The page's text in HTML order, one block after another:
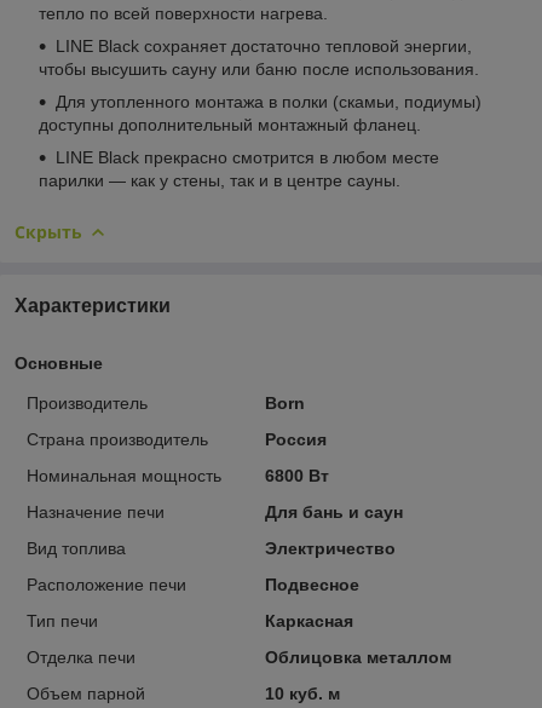
тепло по всей поверхности нагрева.
LINE Black сохраняет достаточно тепловой энергии,
чтобы высушить сауну или баню после использования.
Для утопленного монтажа в полки (скамьи, подиумы)
доступны дополнительный монтажный фланец.
LINE Black прекрасно смотрится в любом месте
парилки — как у стены, так и в центре сауны.
Скрыть
Характеристики
Основные
Производитель
Born
Страна производитель
Россия
Номинальная мощность
6800 Вт
Назначение печи
Для бань и саун
Вид топлива
Электричество
Расположение печи
Подвесное
Тип печи
Каркасная
Отделка печи
Облицовка металлом
Объем парной
10 куб. м